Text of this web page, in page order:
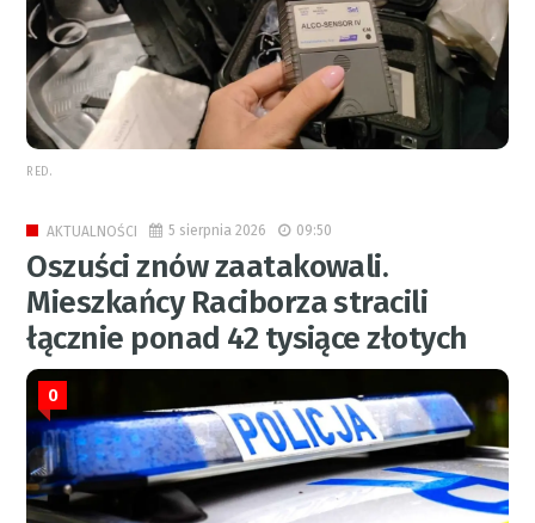
RED.
AKTUALNOŚCI 5 sierpnia 2026 09:50
Oszuści znów zaatakowali.
Mieszkańcy Raciborza stracili
łącznie ponad 42 tysiące złotych
0